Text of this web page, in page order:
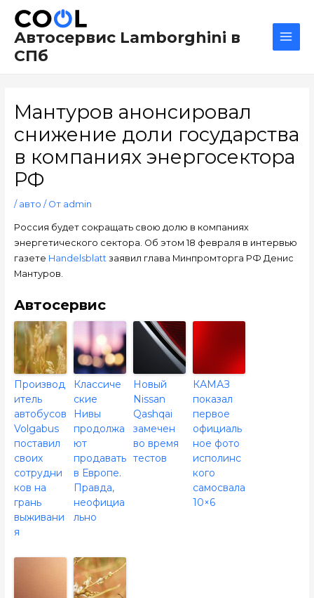
содержимому
Автосервис Lamborghini в
СПб
Мантуров анонсировал
снижение доли государства
в компаниях энергосектора
РФ
/ авто / От admin
Россия будет сокращать свою долю в компаниях
энергетического сектора. Об этом 18 февраля в интервью
газете Handelsblatt заявил глава Минпромторга РФ Денис
Мантуров.
Автосервис
Производ
итель
автобусов
Volgabus
поставил
своих
сотрудни
ков на
грань
выживани
я
Классиче
ские
Нивы
продолжа
ют
продавать
в Европе.
Правда,
неофициа
льно
Новый
Nissan
Qashqai
замечен
во время
тестов
КАМАЗ
показал
первое
официаль
ное фото
исполинс
кого
самосвала
10×6
по
записям